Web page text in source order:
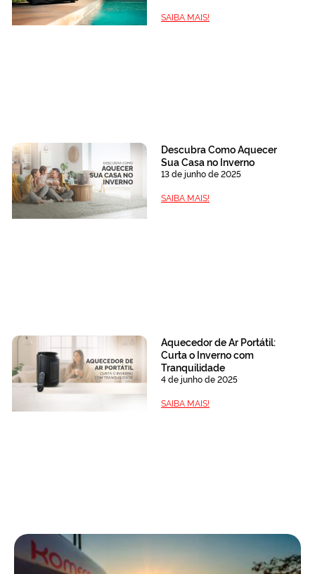
SAIBA MAIS!
Descubra Como Aquecer
Sua Casa no Inverno
13 de junho de 2025
SAIBA MAIS!
Aquecedor de Ar Portátil:
Curta o Inverno com
Tranquilidade
4 de junho de 2025
SAIBA MAIS!